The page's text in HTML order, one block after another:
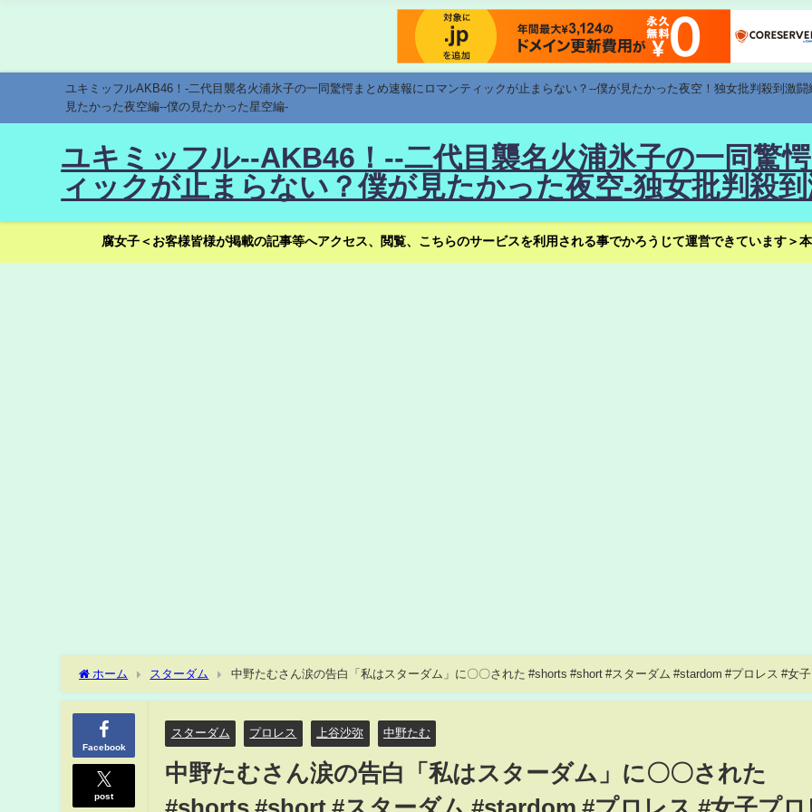
ユキミッフルAKB46！-二代目襲名火浦氷子の一同驚愕まとめ速報にロマンティックが止まらない？--僕が見たかった夜空！独女批判殺到激
見たかった夜空編--僕の見たかった星空編-
ユキミッフル--AKB46！--二代目襲名火浦氷子の一同驚
ィックが止まらない？僕が見たかった夜空-独女批判殺
腐女子＜お客様皆様が掲載の記事等へアクセス、閲覧、こちらのサービスを利用される事でかろうじて運営できています＞
ホーム スターダム
中野たむさん涙の告白「私はスターダム」に〇〇された #shorts #short #スターダム #stardom #プロレス #女子
レス #格闘技 #中野たむ #引退 #暴露 #カミングアウト
Facebook
post
スターダム プロレス 上谷沙弥 中野たむ
中野たむさん涙の告白「私はスターダム」に〇〇された